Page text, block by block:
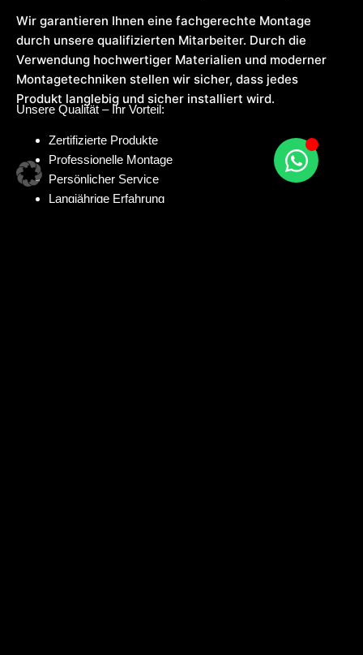
Wir garantieren Ihnen eine fachgerechte Montage
durch unsere qualifizierten Mitarbeiter. Durch die
Verwendung hochwertiger Materialien und moderner
Montagetechniken stellen wir sicher, dass jedes
Produkt langlebig und sicher installiert wird.
Unsere Qualität – Ihr Vorteil:
Zertifizierte Produkte
Professionelle Montage
Persönlicher Service
Langjährige Erfahrung